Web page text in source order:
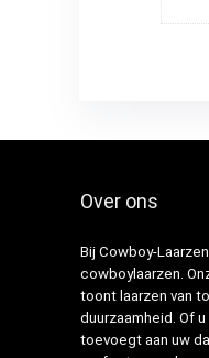
Over ons
Bij Cowboy-
cowboylaarzen.
toont laarzen van
duurzaamheid. Of
toevoegt aan uw